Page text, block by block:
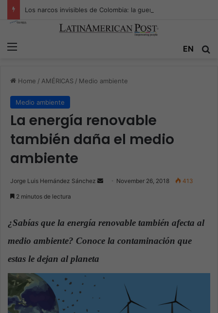
EN
Home / AMÉRICAS / Medio ambiente
Medio ambiente
La energía renovable
también daña el medio
ambiente
Jorge Luis Hernández Sánchez
a
n
a
November 26, 2018 413
2 minutos de lectura
¿Sabías que la energía renovable también afecta al
medio ambiente? Conoce la contaminación que
estas le dejan al planeta